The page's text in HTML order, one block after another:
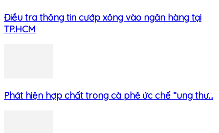
Điều tra thông tin cướp xông vào ngân hàng tại
TP.HCM
Phát hiện hợp chất trong cà phê ức chế “ung thư...